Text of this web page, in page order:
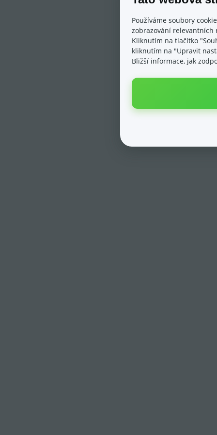
Používáme soubory
zobrazování relevantních
Kliknutím na tlačítko
kliknutím na "Upravit
Bližší informace, jak